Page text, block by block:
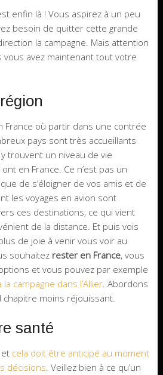
enfin là ! Vous aspirez à un peu
besoin de quitter cette grande
la campagne. Mais attention
vous avez maintenant tout votre
France où partir dans une contrée
pays sont très accueillants
trouvent un niveau de vie
en France. Ce n’est pas un
de s’éloigner de vos amis et de
les voyages en avion sont
ces destinations, ce qui vient
de la distance. Et puis vois
de joie à venir vous voir au
souhaitez rester en France, vous
et vous pouvez par exemple
la campagne dans l’Allier. Abordons
moins réjouissant.
santé
cela doit être anticipé au moment
décisions. Veillez bien à ce qu’un